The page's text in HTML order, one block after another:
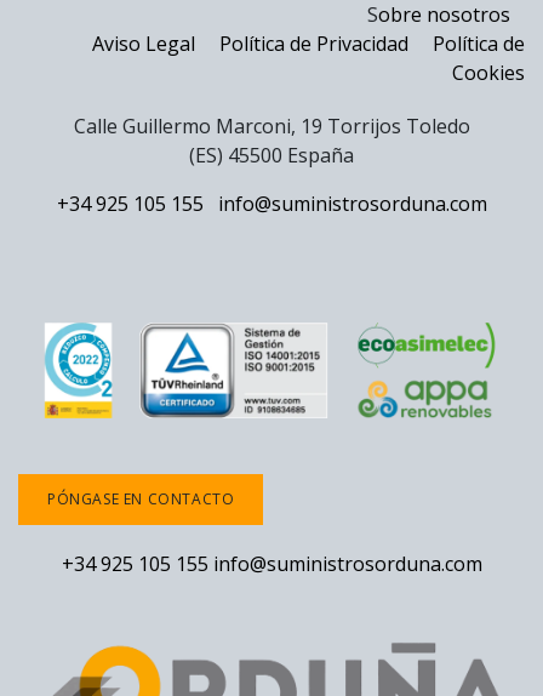
Sobre nosotros
Aviso Legal
Política de Privacidad
Política de
Cookies
Calle Guillermo Marconi, 19 Torrijos Toledo
(ES) 45500 España
+34 925 105 155
info@suministrosorduna.com
PÓNGASE EN CONTACTO
+34 925 105 155 info@suministrosorduna.com